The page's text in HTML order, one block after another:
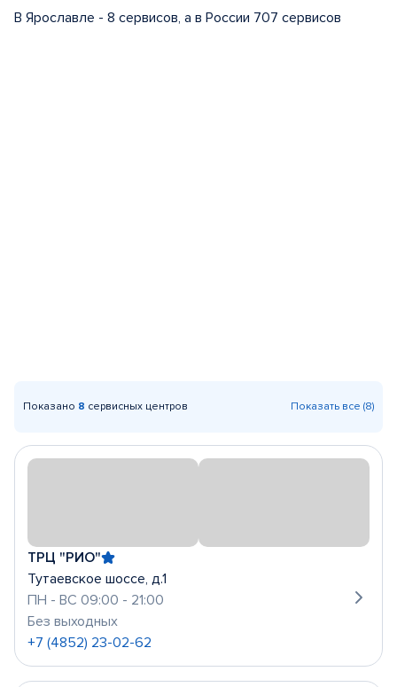
В Ярославле - 8 сервисов, а в России 707 сервисов
Показано 8 сервисных центров Показать все (8)
ТРЦ "РИО"
Тутаевское шоссе, д.1
ПН - ВС 09:00 - 21:00
Без выходных
+7 (4852) 23-02-62